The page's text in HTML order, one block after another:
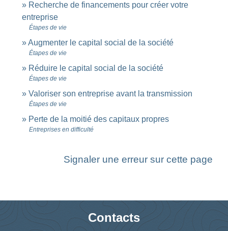
Recherche de financements pour créer votre
entreprise
Étapes de vie
Augmenter le capital social de la société
Étapes de vie
Réduire le capital social de la société
Étapes de vie
Valoriser son entreprise avant la transmission
Étapes de vie
Perte de la moitié des capitaux propres
Entreprises en difficulté
Signaler une erreur sur cette page
Contacts